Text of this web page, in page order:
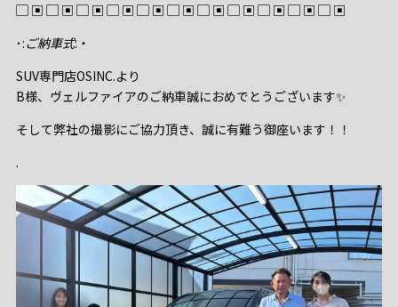
▢ ▣ ▢ ▣ ▢ ▣ ▢ ▣ ▢ ▣ ▢ ▣ ▢ ▣ ▢ ▣ ▢ ▣ ▢ ▣ ▢ ▣
･:ご納車式:・
SUV専門店OSINC.より
B様、ヴェルファイアのご納車誠におめでとうございます✨️
そして弊社の撮影にご協力頂き、誠に有難う御座います！！
.